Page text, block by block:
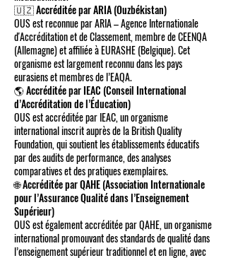
🇺🇿 Accréditée par ARIA (Ouzbékistan)
OUS est reconnue par ARIA – Agence Internationale
d'Accréditation et de Classement, membre de CEENQA
(Allemagne) et affiliée à EURASHE (Belgique). Cet
organisme est largement reconnu dans les pays
eurasiens et membres de l’EAQA.
🌎 Accréditée par IEAC (Conseil International
d’Accréditation de l’Éducation)
OUS est accréditée par IEAC, un organisme
international inscrit auprès de la British Quality
Foundation, qui soutient les établissements éducatifs
par des audits de performance, des analyses
comparatives et des pratiques exemplaires.
🌐 Accréditée par QAHE (Association Internationale
pour l’Assurance Qualité dans l’Enseignement
Supérieur)
OUS est également accréditée par QAHE, un organisme
international promouvant des standards de qualité dans
l’enseignement supérieur traditionnel et en ligne, avec